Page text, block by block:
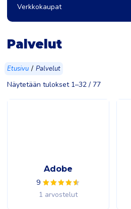
Verkkokaupat
Palvelut
Etusivu / Palvelut
Näytetään tulokset 1–32 / 77
Adobe
9
1 arvostelut